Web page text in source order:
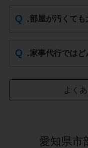
部屋が汚くても
家事代行ではど
よく
愛知県市